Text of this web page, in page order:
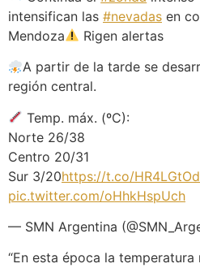
intensifican las #nevadas en
Mendoza
Rigen alertas
A partir de la tarde se
región central.
Temp. máx. (ºC):
Norte 26/38
Centro 20/31
Sur 3/20https://t.co/
pic.twitter.com/oHhkHspUch
— SMN Argentina
“En esta época la